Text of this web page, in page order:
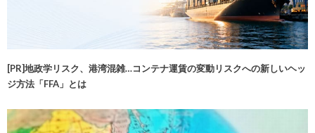
[PR]地政学リスク、港湾混雑…コンテナ運賃の変動リスクへの新しいヘッ
ジ方法「FFA」とは